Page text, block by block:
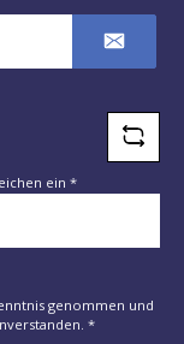
ein *
genommen und
*